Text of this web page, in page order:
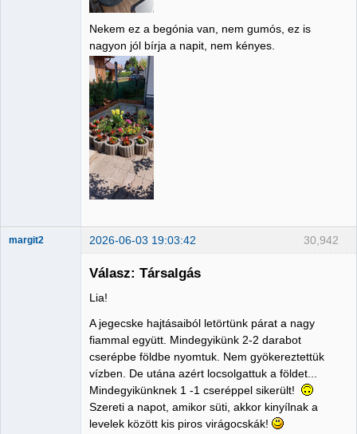
Nekem ez a begónia van, nem gumós, ez is
nagyon jól bírja a napit, nem kényes.
30,942
margit2 2026-06-03 19:03:42
Válasz: Társalgás
Lia!
A jegecske hajtásaiból letörtünk párat a nagy
fiammal együtt. Mindegyikünk 2-2 darabot
cserépbe földbe nyomtuk. Nem gyökereztettük
vízben. De utána azért locsolgattuk a földet...
Mindegyikünknek 1 -1 cseréppel sikerült!
Szereti a napot, amikor süti, akkor kinyílnak a
levelek között kis piros virágocskák!